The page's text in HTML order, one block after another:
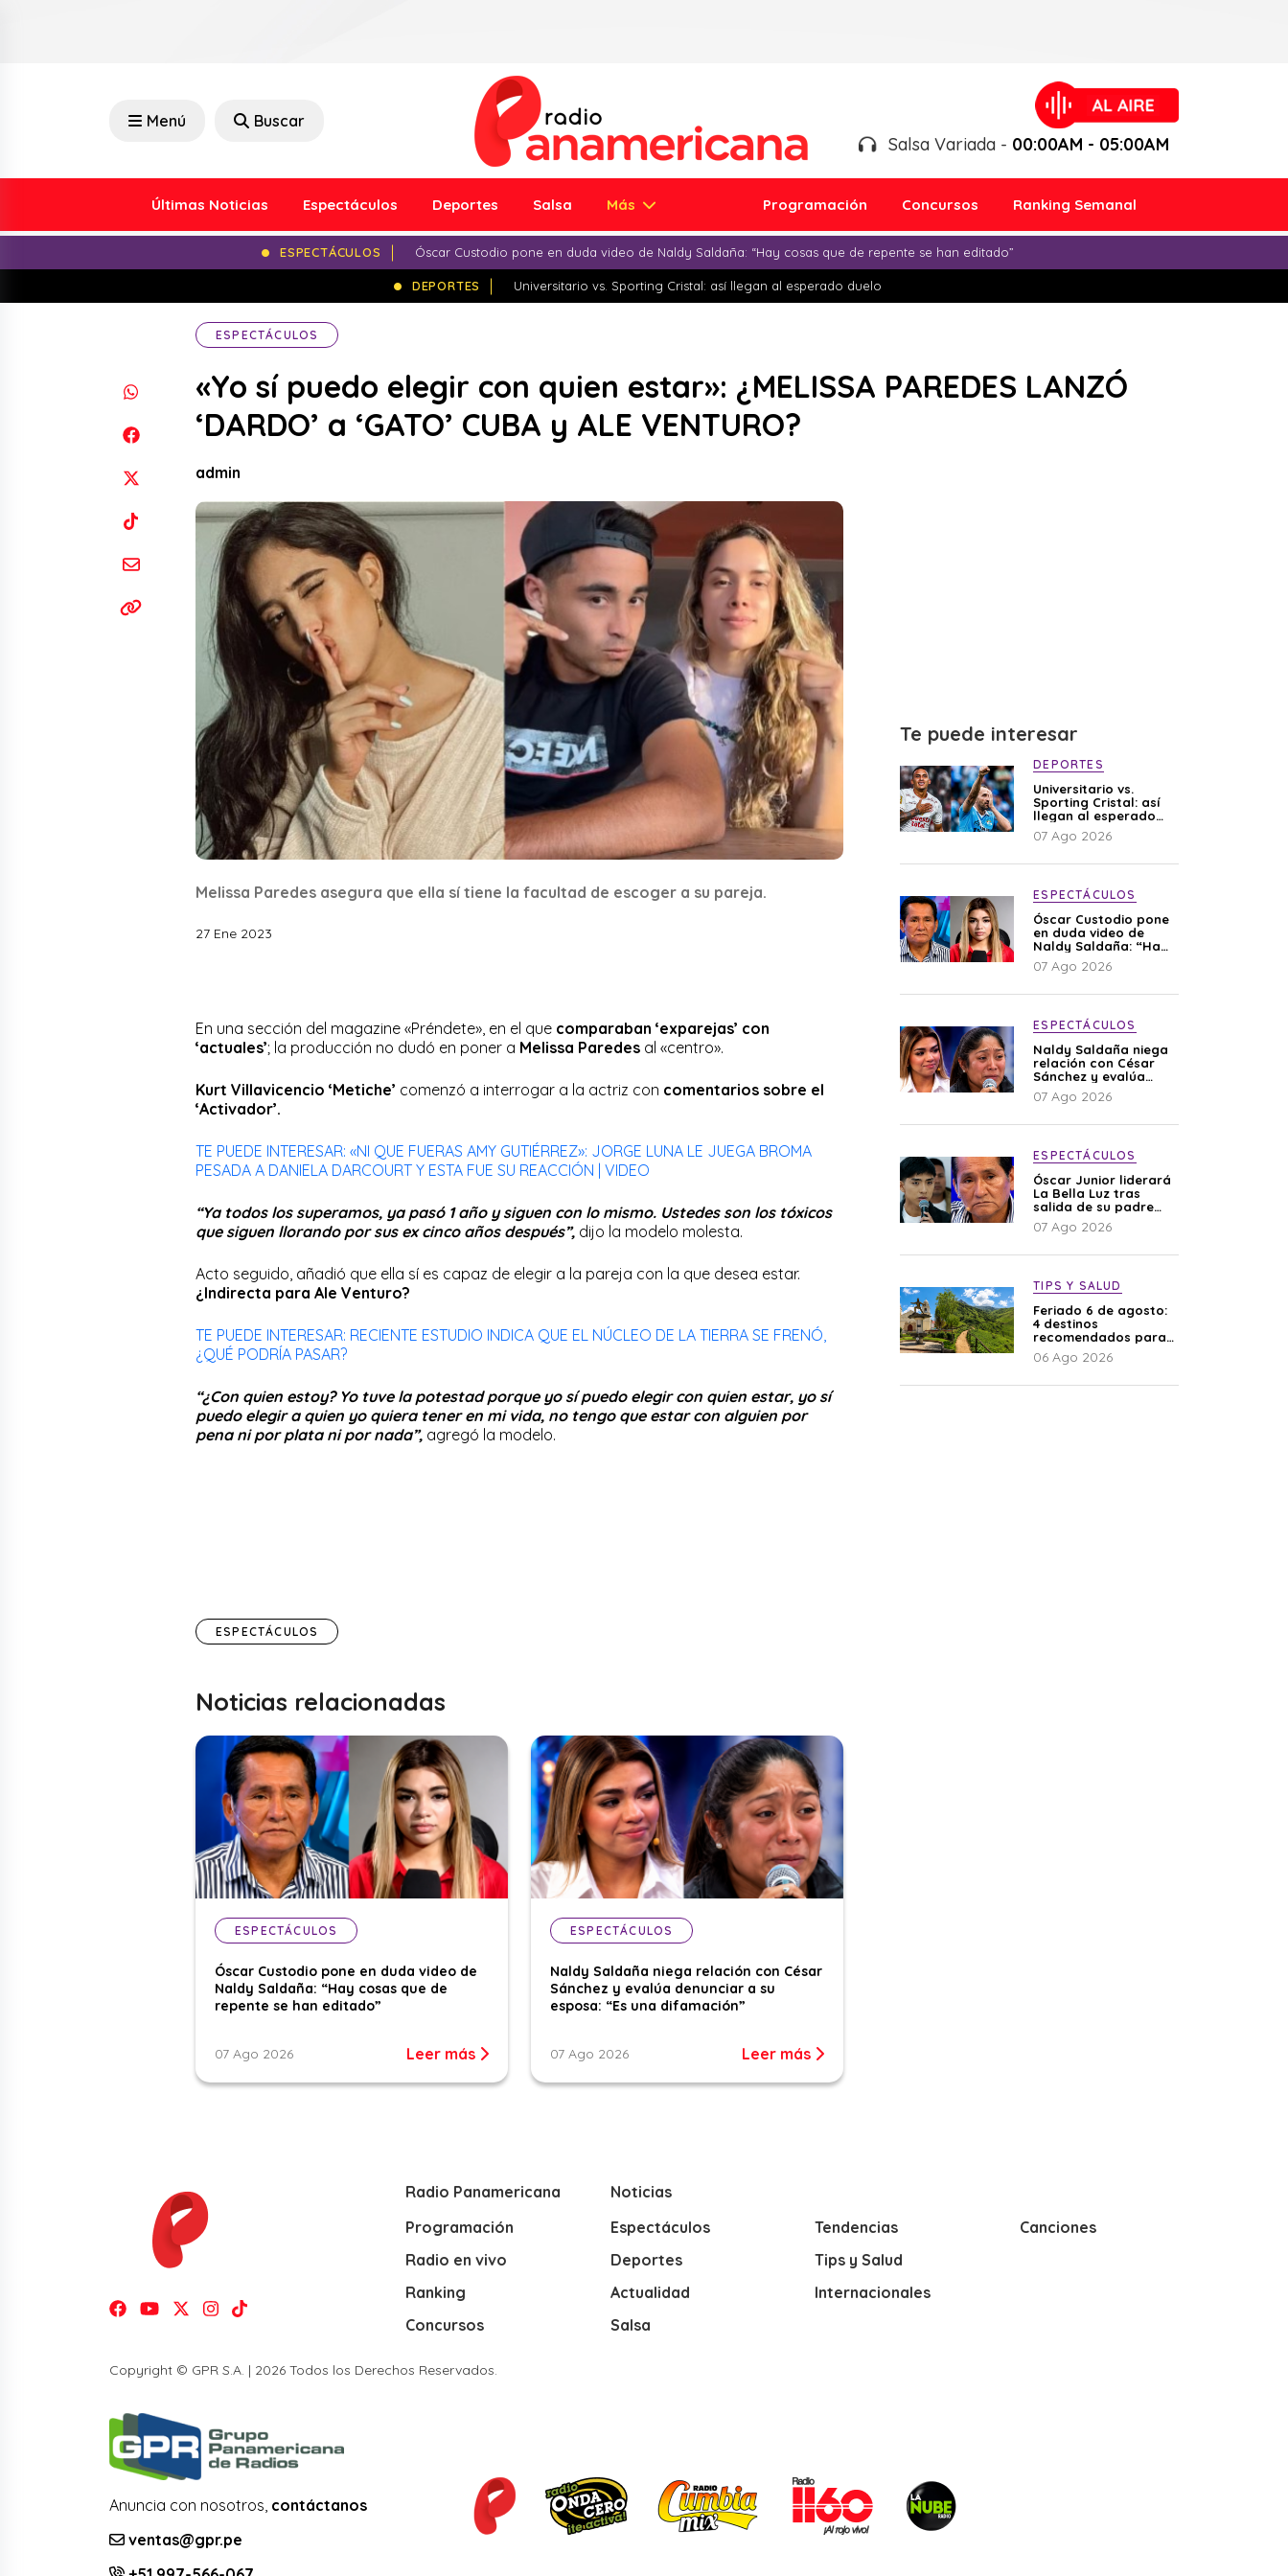
Menú Buscar
Salsa Variada - 00:00AM - 05:00AM
Últimas Noticias Espectáculos Deportes Salsa Más Programación Concursos Ranking Semanal
ESPECTÁCULOS Óscar Custodio pone en duda video de Naldy Saldaña: “Hay cosas que de repente se han editado”
DEPORTES Universitario vs. Sporting Cristal: así llegan al esperado duelo
ESPECTÁCULOS
«Yo sí puedo elegir con quien estar»: ¿MELISSA PAREDES LANZÓ
‘DARDO’ a ‘GATO’ CUBA y ALE VENTURO?
admin
Melissa Paredes asegura que ella sí tiene la facultad de escoger a su pareja.
27 Ene 2023
En una sección del magazine «Préndete», en el que comparaban ‘exparejas’ con
‘actuales’; la producción no dudó en poner a Melissa Paredes al «centro».
Kurt Villavicencio ‘Metiche’ comenzó a interrogar a la actriz con comentarios sobre el
‘Activador’.
TE PUEDE INTERESAR: «NI QUE FUERAS AMY GUTIÉRREZ»: JORGE LUNA LE JUEGA BROMA
PESADA A DANIELA DARCOURT Y ESTA FUE SU REACCIÓN | VIDEO
“Ya todos los superamos, ya pasó 1 año y siguen con lo mismo. Ustedes son los tóxicos
que siguen llorando por sus ex cinco años después”, dijo la modelo molesta.
Acto seguido, añadió que ella sí es capaz de elegir a la pareja con la que desea estar.
¿Indirecta para Ale Venturo?
TE PUEDE INTERESAR: RECIENTE ESTUDIO INDICA QUE EL NÚCLEO DE LA TIERRA SE FRENÓ,
¿QUÉ PODRÍA PASAR?
“¿Con quien estoy? Yo tuve la potestad porque yo sí puedo elegir con quien estar, yo sí
puedo elegir a quien yo quiera tener en mi vida, no tengo que estar con alguien por
pena ni por plata ni por nada”, agregó la modelo.
ESPECTÁCULOS
Noticias relacionadas
ESPECTÁCULOS
Óscar Custodio pone en duda video de
Naldy Saldaña: “Hay cosas que de
repente se han editado”
07 Ago 2026 Leer más
ESPECTÁCULOS
Naldy Saldaña niega relación con César
Sánchez y evalúa denunciar a su
esposa: “Es una difamación”
07 Ago 2026 Leer más
Te puede interesar
DEPORTES
Universitario vs.
Sporting Cristal: así
llegan al esperado
duelo
07 Ago 2026
ESPECTÁCULOS
Óscar Custodio pone
en duda video de
Naldy Saldaña: “Hay
cosas que de repente
se han editado”
07 Ago 2026
ESPECTÁCULOS
Naldy Saldaña niega
relación con César
Sánchez y evalúa
denunciar a su
esposa: “Es una
07 Ago 2026
ESPECTÁCULOS
Óscar Junior liderará
La Bella Luz tras
salida de su padre
por polémica con
Naldy Saldaña
07 Ago 2026
TIPS Y SALUD
Feriado 6 de agosto:
4 destinos
recomendados para
disfrutar el descanso
06 Ago 2026
Radio Panamericana
Programación
Radio en vivo
Ranking
Concursos
Noticias
Espectáculos
Deportes
Actualidad
Salsa
Tendencias
Tips y Salud
Internacionales
Canciones
Copyright © GPR S.A. | 2026 Todos los Derechos Reservados.
Anuncia con nosotros, contáctanos
ventas@gpr.pe